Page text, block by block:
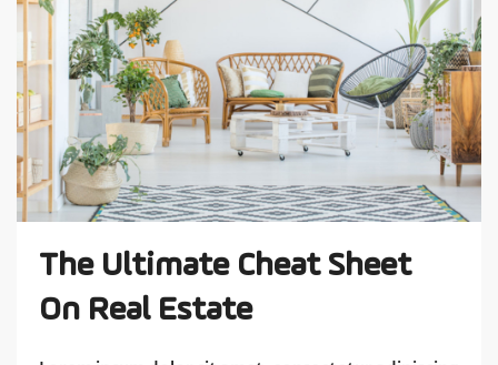
The Ultimate Cheat Sheet
On Real Estate